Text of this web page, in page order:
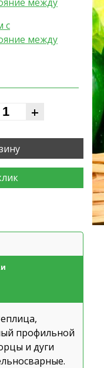
+
профильной
и дуги